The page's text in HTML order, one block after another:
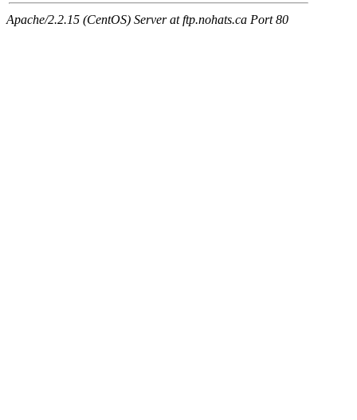
Apache/2.2.15 (CentOS) Server at ftp.nohats.ca Port 80